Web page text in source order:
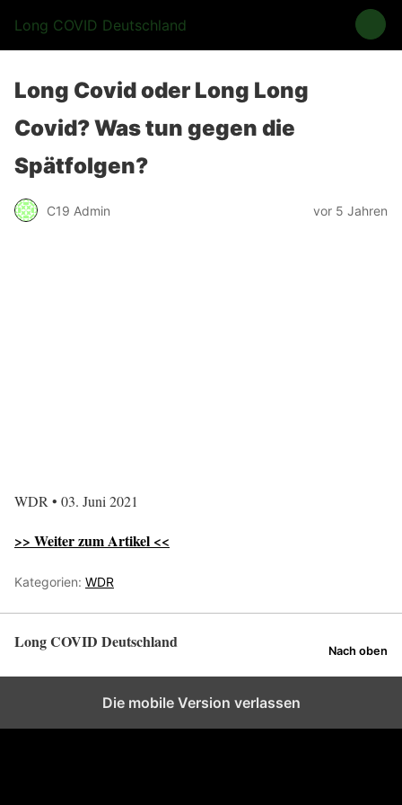
Long COVID Deutschland
Long Covid oder Long Long
Covid? Was tun gegen die
Spätfolgen?
C19 Admin vor 5 Jahren
WDR • 03. Juni 2021
>> Weiter zum Artikel <<
Kategorien: WDR
Long COVID Deutschland Nach oben
Die mobile Version verlassen